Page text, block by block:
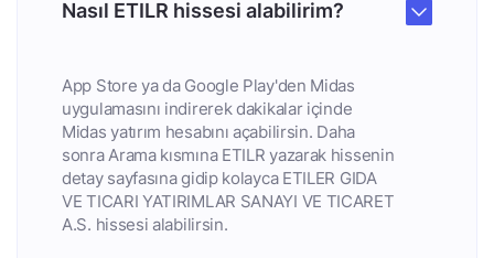
Nasıl ETILR hissesi alabilirim?
App Store ya da Google Play'den Midas
uygulamasını indirerek dakikalar içinde
Midas yatırım hesabını açabilirsin. Daha
sonra Arama kısmına ETILR yazarak hissenin
detay sayfasına gidip kolayca ETILER GIDA
VE TICARI YATIRIMLAR SANAYI VE TICARET
A.S. hissesi alabilirsin.